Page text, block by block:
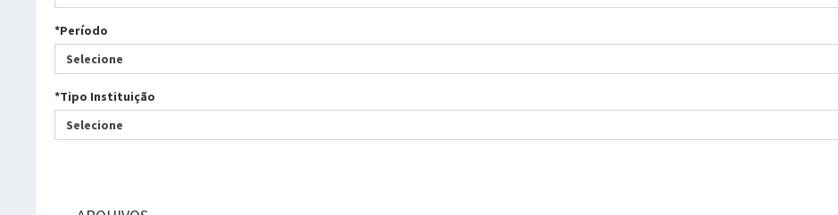
*Período
Selecione
*Tipo Instituição
Selecione